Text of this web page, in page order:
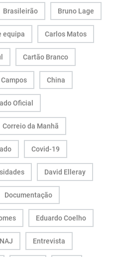
Brasileirão Bruno Lage
equipa Carlos Matos
Cartão Branco
China
Oficial
Correio da Manhã
Covid-19
David Elleray
Documentação
Eduardo Coelho
Entrevista